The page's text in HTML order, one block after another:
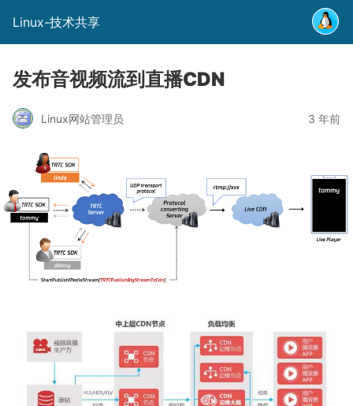
Linux-技术共享
发布音视频流到直播CDN
Linux网站管理员 3 年前